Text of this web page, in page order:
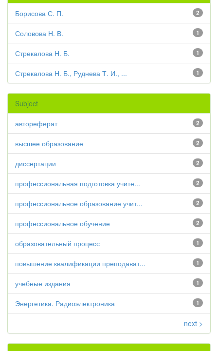
2
Борисова С. П.
1
Соловова Н. В.
1
Стрекалова Н. Б.
1
Стрекалова Н. Б., Руднева Т. И., ...
Subject
2
автореферат
2
высшее образование
2
диссертации
2
профессиональная подготовка учите...
2
профессиональное образование учит...
2
профессиональное обучение
1
образовательный процесс
1
повышение квалификации преподават...
1
учебные издания
1
Энергетика. Радиоэлектроника
next >